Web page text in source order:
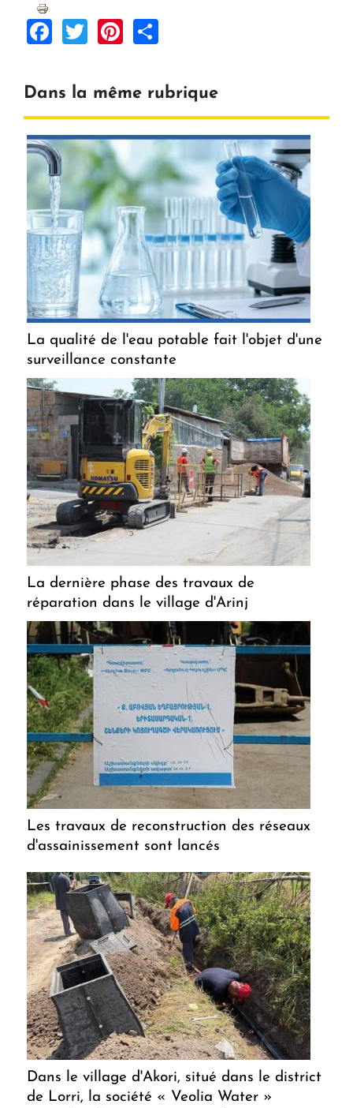
Facebook
TwitterPinterest
Dans la même rubrique
La qualité de l'eau potable fait l'objet d'une
surveillance constante
La dernière phase des travaux de
réparation dans le village d'Arinj
Les travaux de reconstruction des réseaux
d'assainissement sont lancés
Dans le village d'Akori, situé dans le district
de Lorri, la société « Veolia Water »